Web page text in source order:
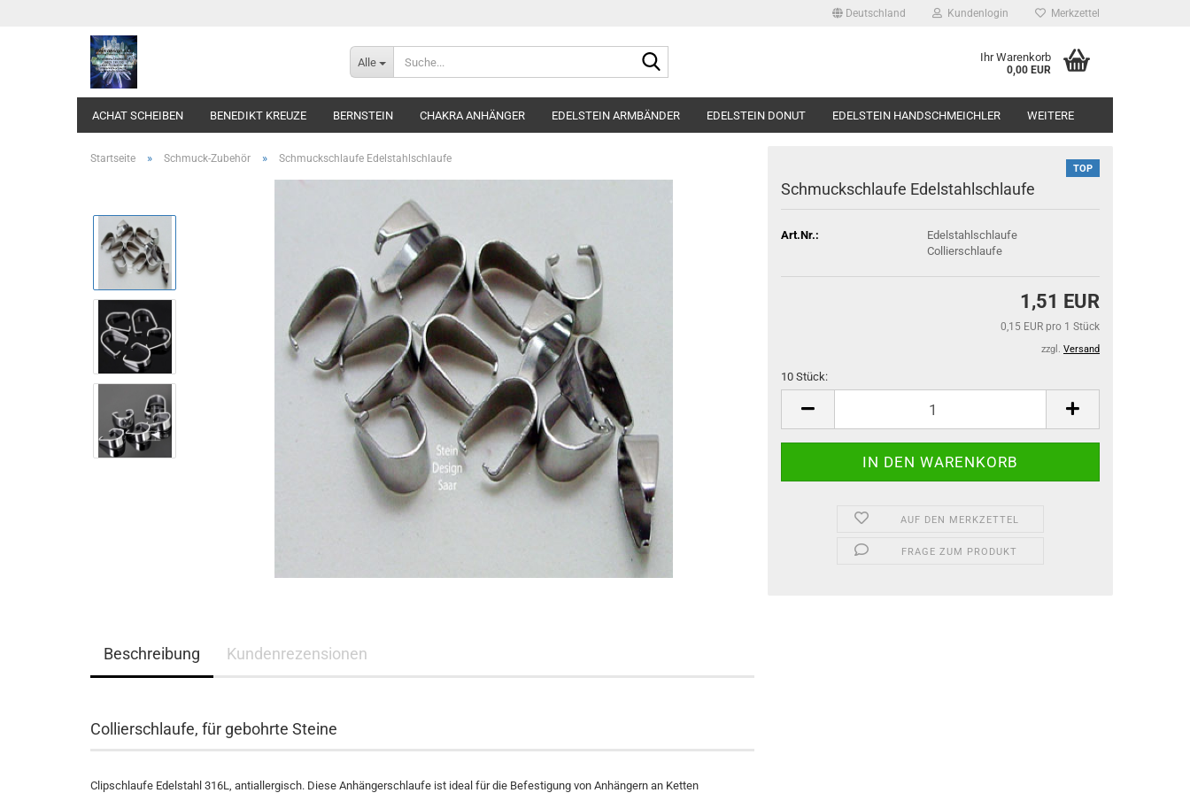
Deutschland Kundenlogin Merkzettel
Alle Ihr Warenkorb
0,00 EUR
ACHAT SCHEIBEN BENEDIKT KREUZE BERNSTEIN CHAKRA ANHÄNGER EDELSTEIN ARMBÄNDER EDELSTEIN DONUT EDELSTEIN HANDSCHMEICHLER WEITERE
Startseite » Schmuck-Zubehör » Schmuckschlaufe Edelstahlschlaufe
TOP
Schmuckschlaufe Edelstahlschlaufe
Art.Nr.:
Edelstahlschlaufe
Collierschlaufe
1,51 EUR
0,15 EUR pro 1 Stück
zzgl. Versand
10 Stück:
AUF DEN MERKZETTEL
FRAGE ZUM PRODUKT
Beschreibung Kundenrezensionen
Collierschlaufe, für gebohrte Steine
Clipschlaufe Edelstahl 316L, antiallergisch. Diese Anhängerschlaufe ist ideal für die Befestigung von Anhängern an Ketten